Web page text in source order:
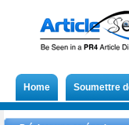
Home Soumettre